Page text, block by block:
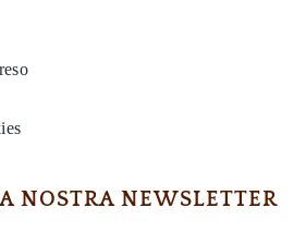
NOSTRA NEWSLETTER